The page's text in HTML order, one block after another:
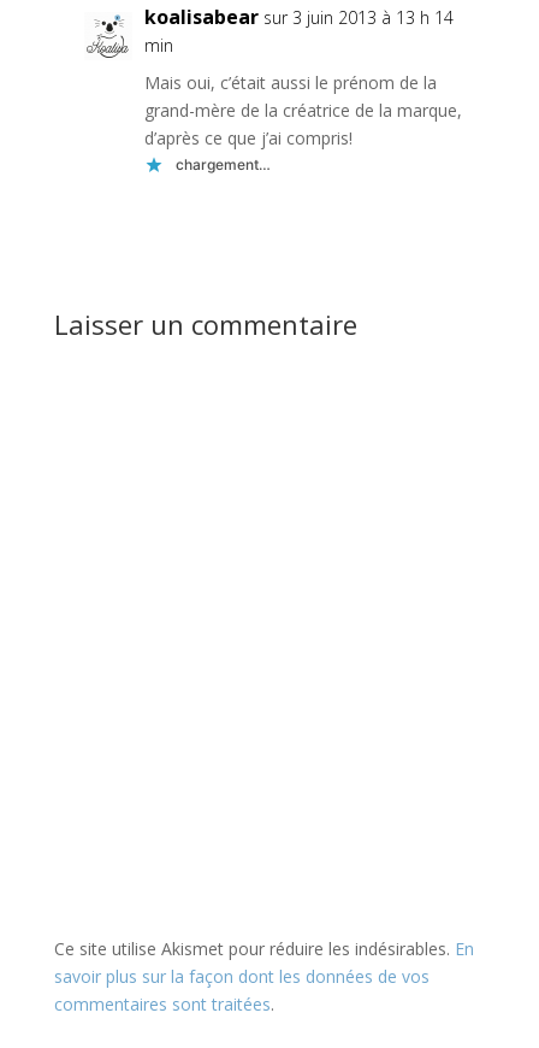
koalisabear sur 3 juin 2013 à 13 h 14
min
Mais oui, c’était aussi le prénom de la
grand-mère de la créatrice de la marque,
d’après ce que j’ai compris!
chargement…
Laisser un commentaire
Ce site utilise Akismet pour réduire les indésirables. En
savoir plus sur la façon dont les données de vos
commentaires sont traitées.